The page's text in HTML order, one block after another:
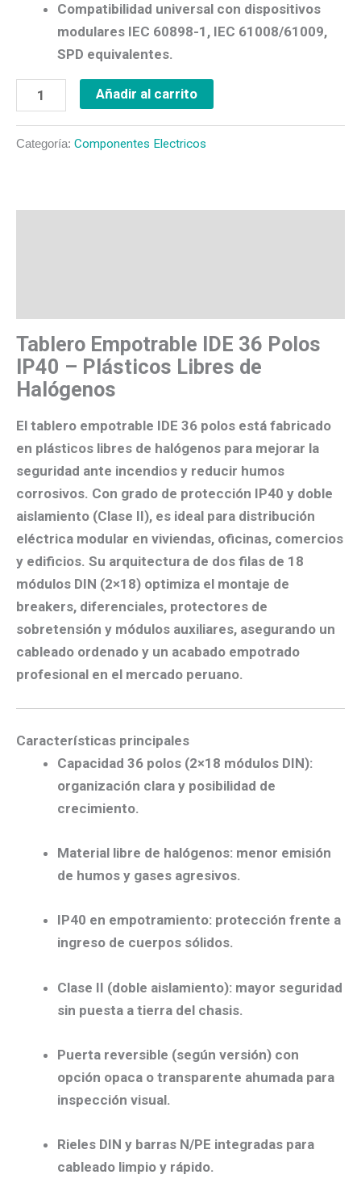
Compatibilidad universal con dispositivos
modulares IEC 60898-1, IEC 61008/61009,
SPD equivalentes.
Añadir al carrito
Categoría: Componentes Electricos
Tablero Empotrable IDE 36 Polos
IP40 – Plásticos Libres de
Halógenos
El tablero empotrable IDE 36 polos está fabricado
en plásticos libres de halógenos para mejorar la
seguridad ante incendios y reducir humos
corrosivos. Con grado de protección IP40 y doble
aislamiento (Clase II), es ideal para distribución
eléctrica modular en viviendas, oficinas, comercios
y edificios. Su arquitectura de dos filas de 18
módulos DIN (2×18) optimiza el montaje de
breakers, diferenciales, protectores de
sobretensión y módulos auxiliares, asegurando un
cableado ordenado y un acabado empotrado
profesional en el mercado peruano.
Características principales
Capacidad 36 polos (2×18 módulos DIN):
organización clara y posibilidad de
crecimiento.
Material libre de halógenos: menor emisión
de humos y gases agresivos.
IP40 en empotramiento: protección frente a
ingreso de cuerpos sólidos.
Clase II (doble aislamiento): mayor seguridad
sin puesta a tierra del chasis.
Puerta reversible (según versión) con
opción opaca o transparente ahumada para
inspección visual.
Rieles DIN y barras N/PE integradas para
cableado limpio y rápido.